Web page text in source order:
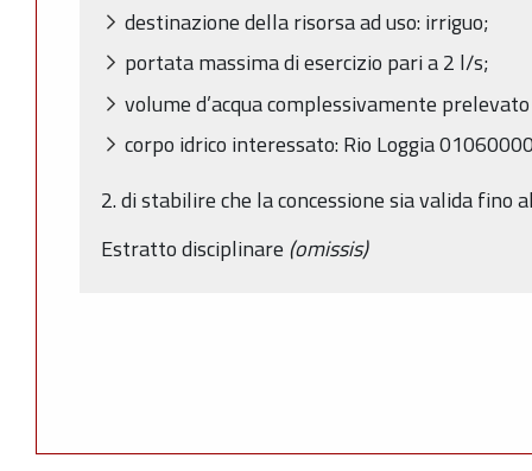
destinazione della risorsa ad uso: irriguo;
portata massima di esercizio pari a 2 l/s;
volume d’acqua complessivamente
corpo idrico interessato: Rio Loggia
2. di stabilire che la concessione sia valida
Estratto disciplinare (omissis)